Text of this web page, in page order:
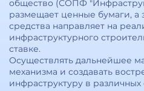
общество (СОПФ
размещает ценные бумаги, а
средства направляет на
инфраструктурного
ставке.
Осуществлять дальнейшее
механизма и создавать
инфраструктуру в